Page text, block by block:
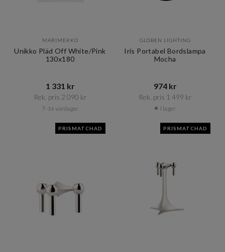
MARIMEKKO
Unikko Pläd Off White/Pink
130x180
1 331 kr​​
Rek. pris 2 090 kr​​
7-14 vardagar
GLOBEN LIGHTING
Iris Portabel Bordslampa
Mocha
974 kr​​
Rek. pris 1 499 kr​​
I lager
PRISMATCHAD PRISMATCHAD